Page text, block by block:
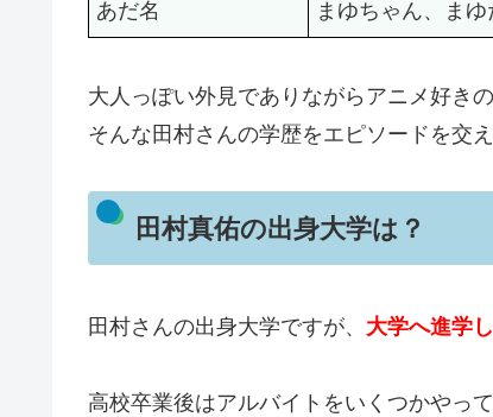
あだ名 まゆちゃん、まゆ
大人っぽい外見でありながらアニメ好き
そんな田村さんの学歴をエピソードを交
田村真佑の出身大学は？
田村さんの出身大学ですが、 大学へ進学
高校卒業後はアルバイトをいくつかやっ